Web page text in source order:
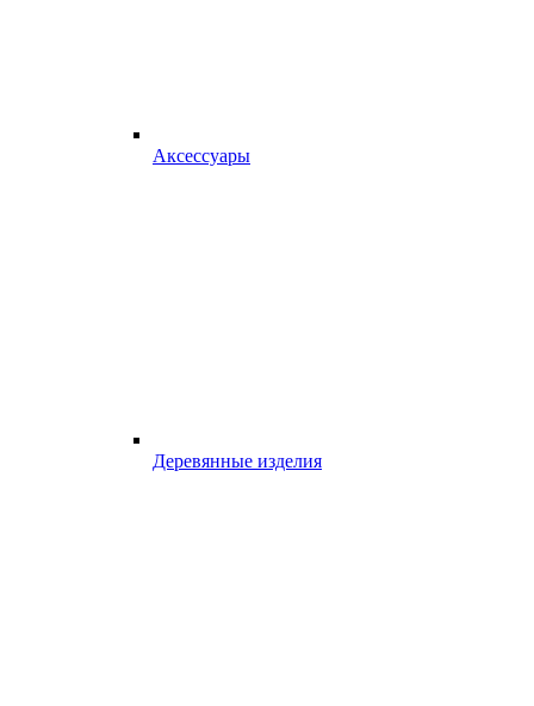
Аксессуары
Деревянные изделия